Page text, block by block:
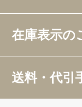
在庫表示の
送料・代引